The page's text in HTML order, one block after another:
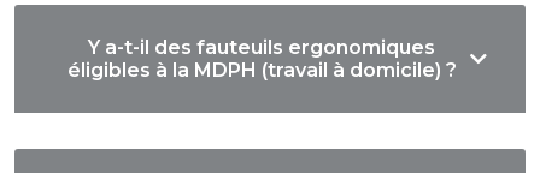
Y a-t-il des fauteuils ergonomiques
éligibles à la MDPH (travail à domicile) ?